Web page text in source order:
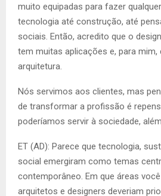
muito equipadas para fazer
tecnologia até construção, até
sociais. Então, acredito que o
tem muitas aplicações e, para mim,
arquitetura.
Nós servimos aos clientes, mas
de transformar a profissão é
poderíamos servir à sociedade,
ET (AD): Parece que tecnologia,
social emergiram como temas
contemporâneo. Em que áreas
arquitetos e designers deveriam